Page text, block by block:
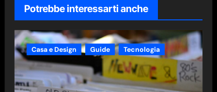
Potrebbe interessarti anche
Casa e Design Guide Tecnologia